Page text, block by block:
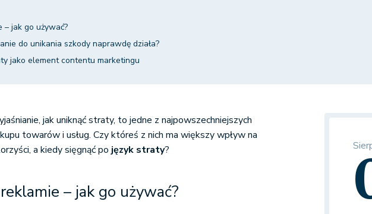
– jak go używać?
do unikania szkody naprawdę działa?
jako element contentu marketingu
jak uniknąć straty, to jedne z najpowszechniejszych
towarów i usług. Czy któreś z nich ma większy wpływ na
a kiedy sięgnąć po język straty?
– jak go używać?